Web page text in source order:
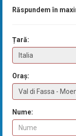
Răspundem în
Țară:
Oraș:
Nume: